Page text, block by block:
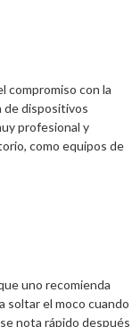
compromiso con la
de dispositivos
profesional y
como equipos de
uno recomienda
soltar el moco cuando
nota rápido después